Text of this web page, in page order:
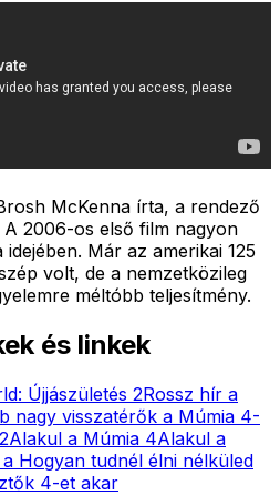
McKenna írta, a rendező
2006-os első film nagyon
Már az amerikai 125
volt, de a nemzetközileg
méltóbb teljesítmény.
és linkek
Újjászületés 2Rossz hír a
nagy visszatérők a Múmia 4-
Alakul a Múmia 4Alakul a
Hogyan tudnél élni nélküled
4-et akar